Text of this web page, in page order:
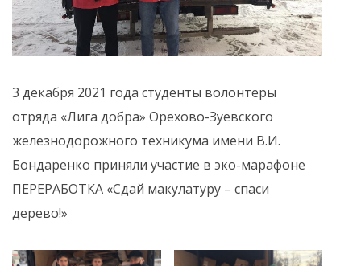
3 декабря 2021 года студенты волонтеры
отряда «Лига добра» Орехово-Зуевского
железнодорожного техникума имени В.И.
Бондаренко приняли участие в эко-марафоне
ПЕРЕРАБОТКА «Сдай макулатуру – спаси
дерево!»